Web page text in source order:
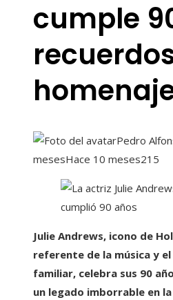
cumple
Pedro
mesesHace 10 meses215
Julie Andrews, icono de
referente de la música y el
familiar, celebra sus 90
un legado imborrable en